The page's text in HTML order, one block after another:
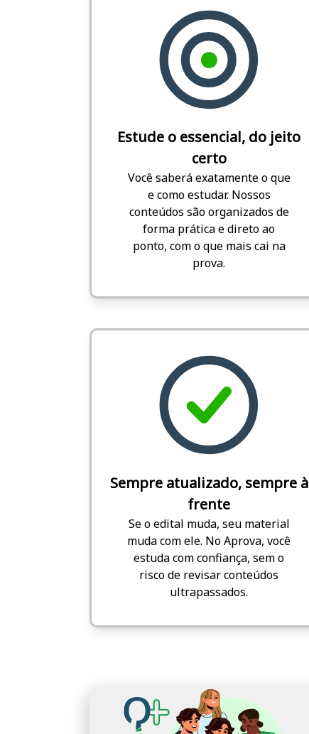
Estude o essencial, do jeito
certo
Você saberá exatamente o que
e como estudar. Nossos
conteúdos são organizados de
forma prática e direto ao
ponto, com o que mais cai na
prova.
Sempre atualizado, sempre à
frente
Se o edital muda, seu material
muda com ele. No Aprova, você
estuda com confiança, sem o
risco de revisar conteúdos
ultrapassados.